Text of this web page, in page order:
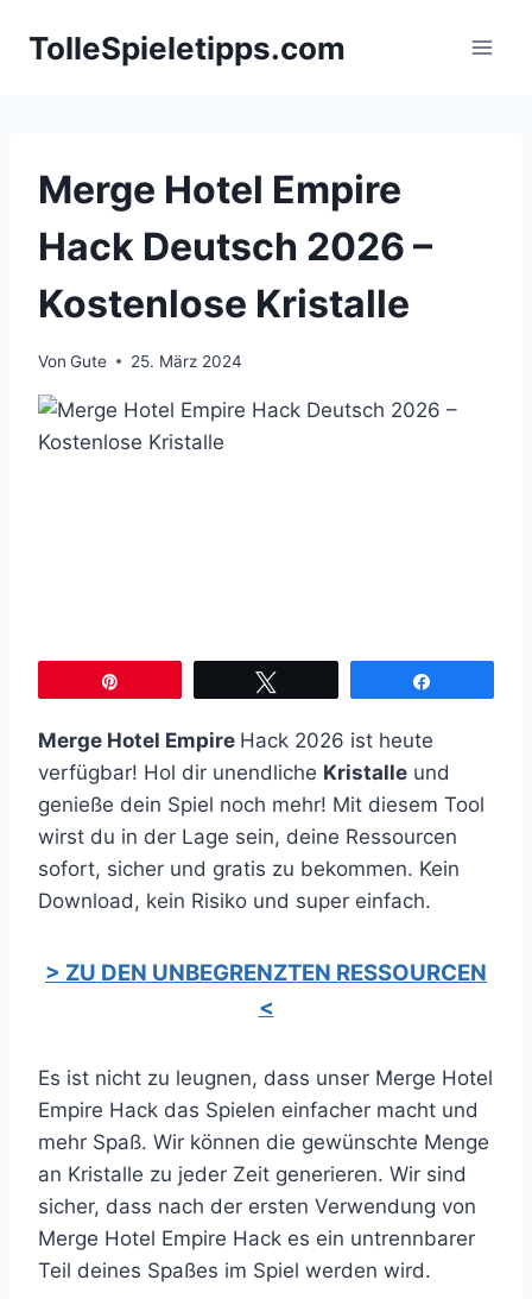
InhaltTolleSpieletipps.com
Merge Hotel Empire
Hack Deutsch 2026 –
Kostenlose Kristalle
Von Gute 25. März 2024
Merge Hotel Empire Hack 2026 ist heute
verfügbar! Hol dir unendliche Kristalle und
genieße dein Spiel noch mehr! Mit diesem Tool
wirst du in der Lage sein, deine Ressourcen
sofort, sicher und gratis zu bekommen. Kein
Download, kein Risiko und super einfach.
> ZU DEN UNBEGRENZTEN RESSOURCEN
<
Es ist nicht zu leugnen, dass unser Merge Hotel
Empire Hack das Spielen einfacher macht und
mehr Spaß. Wir können die gewünschte Menge
an Kristalle zu jeder Zeit generieren. Wir sind
sicher, dass nach der ersten Verwendung von
Merge Hotel Empire Hack es ein untrennbarer
Teil deines Spaßes im Spiel werden wird.